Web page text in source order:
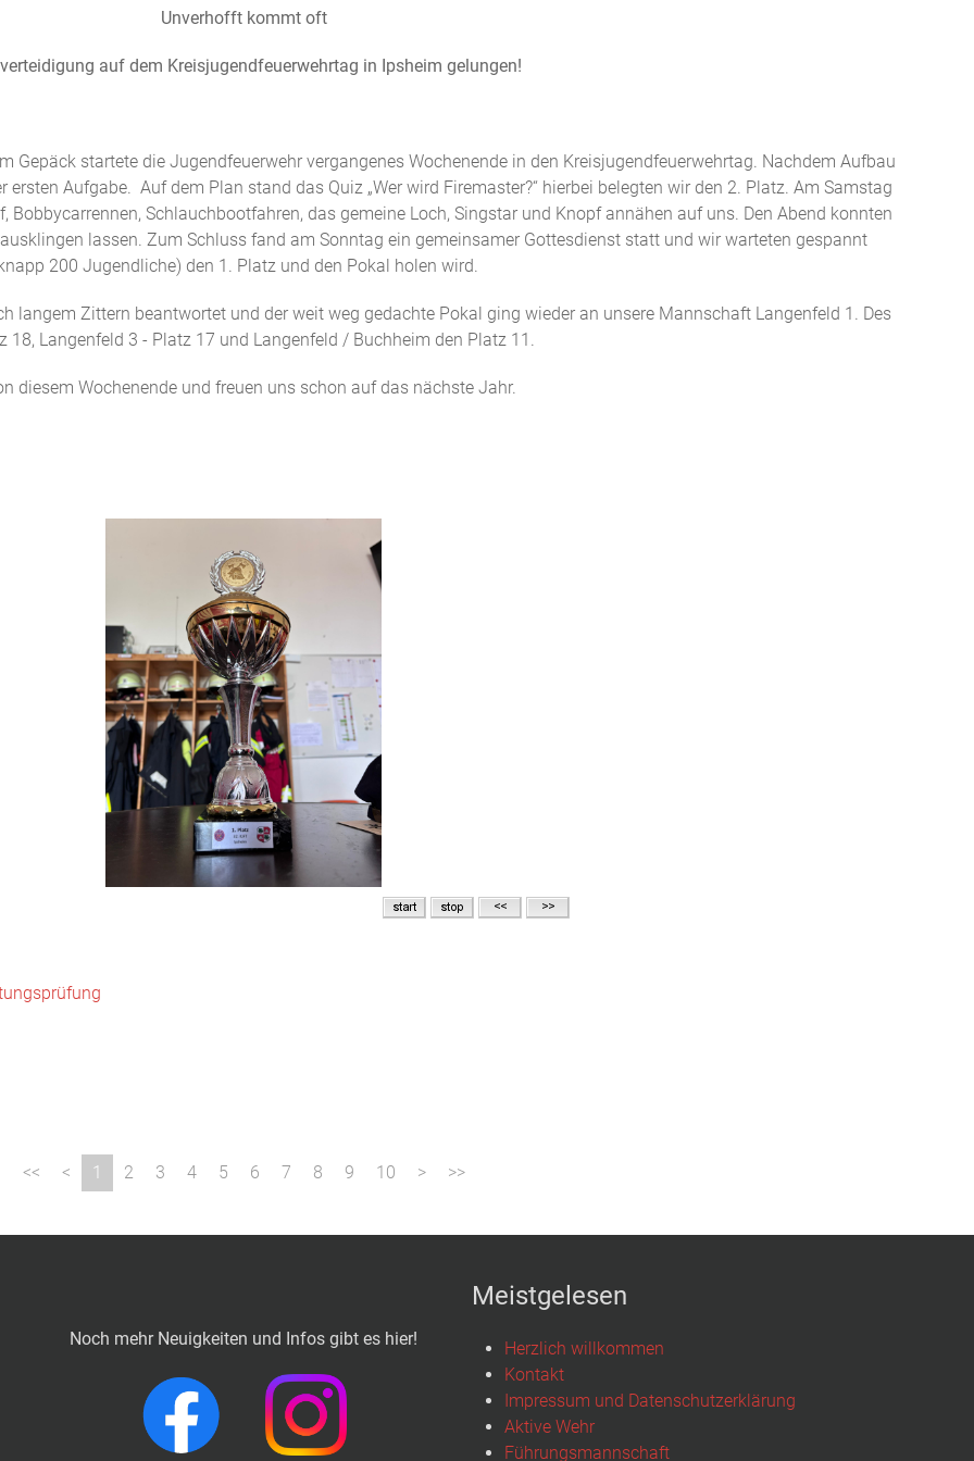
Unverhofft kommt oft
auf dem Kreisjugendfeuerwehrtag in Ipsheim gelungen!
Gepäck startete die Jugendfeuerwehr vergangenes Wochenende in den Kreisjugendfeuerwehrtag. Nachdem Aufbau
Aufgabe. Auf dem Plan stand das Quiz „Wer wird Firemaster?“ hierbei belegten wir den 2. Platz. Am Samstag
Bobbycarrennen, Schlauchbootfahren, das gemeine Loch, Singstar und Knopf annähen auf uns. Den Abend konnten
lassen. Zum Schluss fand am Sonntag ein gemeinsamer Gottesdienst statt und wir warteten gespannt
200 Jugendliche) den 1. Platz und den Pokal holen wird.
langem Zittern beantwortet und der weit weg gedachte Pokal ging wieder an unsere Mannschaft Langenfeld 1. Des
Langenfeld 3 - Platz 17 und Langenfeld / Buchheim den Platz 11.
diesem Wochenende und freuen uns schon auf das nächste Jahr.
1 2 3 4 5 6 7 8 9 10
Noch mehr Neuigkeiten und Infos gibt es hier!
Meistgelesen
Herzlich willkommen
Kontakt
Impressum und Datenschutzerklärung
Aktive Wehr
Führungsmannschaft